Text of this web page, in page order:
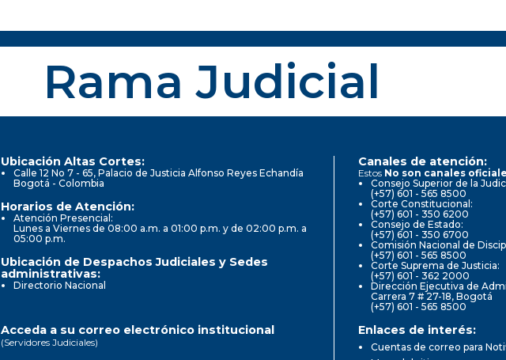
Rama Judicial
Ubicación Altas Cortes:
Calle 12 No 7 - 65, Palacio de Justicia Alfonso Reyes Echandía
Bogotá - Colombia
Horarios de Atención:
Atención Presencial:
Lunes a Viernes de 08:00 a.m. a 01:00 p.m. y de 02:00 p.m. a
05:00 p.m.
Ubicación de Despachos Judiciales y Sedes
administrativas:
Directorio Nacional
Canales de atención:
Estos No son canales
Consejo Superior de la
(+57) 601 - 565 8500
Corte Constitucional:
(+57) 601 - 350 6200
Consejo de Estado:
(+57) 601 - 350 6700
Comisión Nacional de
(+57) 601 - 565 8500
Corte Suprema de Justicia:
(+57) 601 - 362 2000
Dirección Ejecutiva de
Carrera 7 # 27-18, Bogotá
(+57) 601 - 565 8500
Acceda a su correo electrónico institucional
(Servidores Judiciales)
Enlaces de interés:
Cuentas de correo para